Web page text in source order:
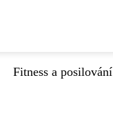
Fitness a posilování